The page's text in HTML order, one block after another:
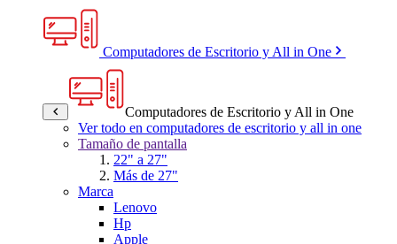
Computadores de Escritorio y All in One
Computadores de Escritorio y All in One
Ver todo en computadores de escritorio y all in one
Tamaño de pantalla
22" a 27"
Más de 27"
Marca
Lenovo
Hp
Apple